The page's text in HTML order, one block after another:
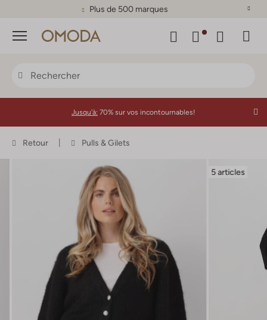
Plus de 500 marques
Menu
Jusqu'à: 70% sur vos incontournables!
Retour Pulls & Gilets
5 articles